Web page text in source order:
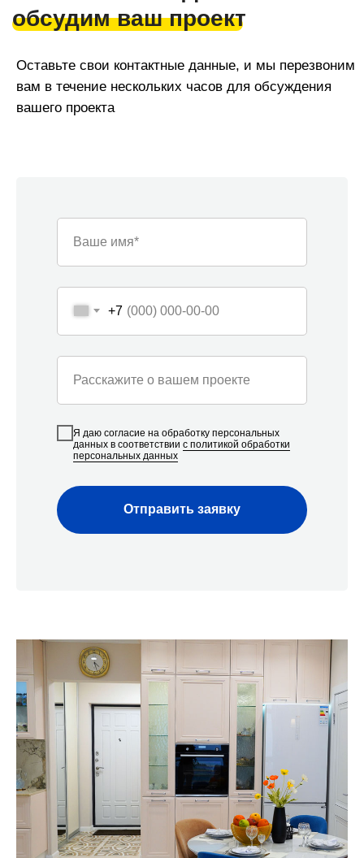
Ваше имя*
+7
Расскажите о вашем проекте
Я даю согласие на обработку персональных
данных в соответствии с политикой обработки
персональных данных
Отправить заявку
Команда «Азбуки Ремонта»
одновременно и профессионально реализовать под
ключ до 12 проектов ежемесячно как в жилых, так и в
нежилых помещениях в Сочи. Средний опыт наших
специалистов - от 5 лет.
г. Cочи, с/т Фронтовик , Транспортная 3
Строительная компания
«Азбука Ремонта»
+7(918) 616 53 53
Мы с радостью проконсультируем вас по всем
вопросам по ремонту квартир, домов, офисов
и другой недвижимости
ar123r@mail.ru